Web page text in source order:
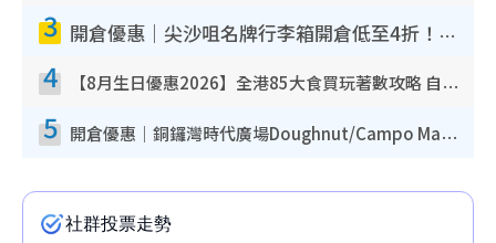
3 開倉優惠｜尖沙咀名牌行李箱開倉低至4折！一連5日 American Tourister/ace./Hallmark $200起！
4 【8月生日優惠2026】全港85大食買玩著數攻略 自助餐/火鍋放題同行免費＋誠品/DONKI送現金券
5 開倉優惠｜銅鑼灣時代廣場Doughnut/Campo Marzio開倉低至1折！背囊、書包、手袋劈價$200起